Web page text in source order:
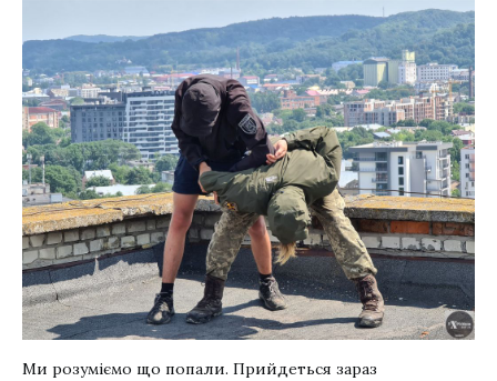
Ми розуміємо що попали. Прийдеться зараз